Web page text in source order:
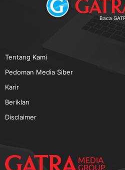
Baca
Tentang Kami
Pedoman Media Siber
Karir
Beriklan
Disclaimer